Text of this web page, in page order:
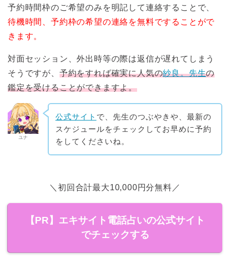
予約時間枠のご希望のみを明記して連絡することで、
待機時間、予約枠の希望の連絡を無料ですることがで
きます。
対面セッション、外出時等の際は返信が遅れてしまう
そうですが、 予約をすれば確実に人気の紗良。先生の
鑑定を受けることができますよ。
ユナ
公式サイト で、先生のつぶやきや、最新の
スケジュールをチェックしてお早めに予約
をしてくださいね。
＼初回合計最大10,000円分無料／
【PR】エキサイト電話占いの公式サイト
でチェックする